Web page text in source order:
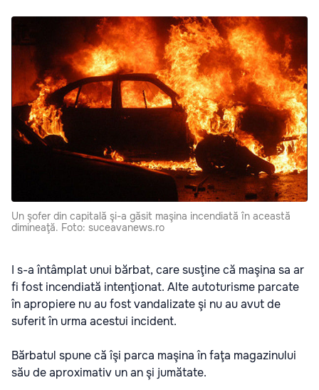
Un şofer din capitală şi-a găsit maşina incendiată în această
dimineaţă. Foto: suceavanews.ro
I s-a întâmplat unui bărbat, care susţine că maşina sa ar
fi fost incendiată intenţionat. Alte autoturisme parcate
în apropiere nu au fost vandalizate şi nu au avut de
suferit în urma acestui incident.
Bărbatul spune că îşi parca maşina în faţa magazinului
său de aproximativ un an şi jumătate.